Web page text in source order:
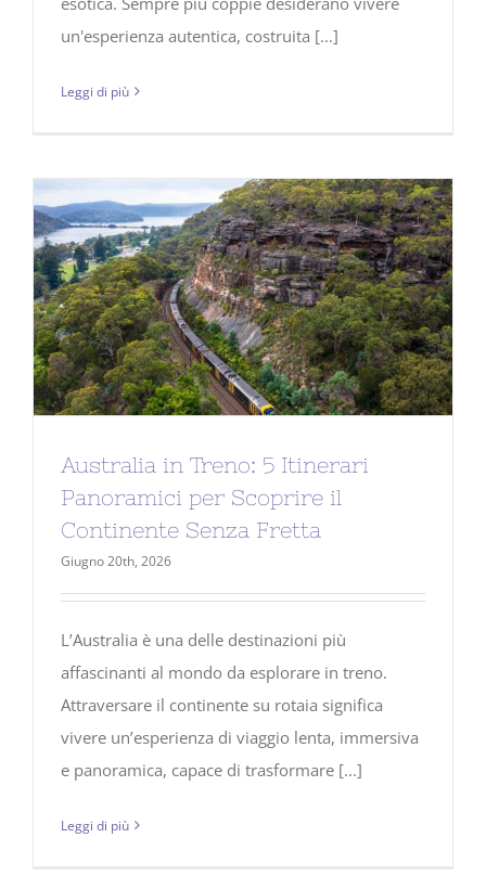
un'esperienza autentica, costruita [...]
Leggi di più
Australia in Treno: 5 Itinerari
Panoramici per Scoprire il
Continente Senza Fretta
Giugno 20th, 2026
L’Australia è una delle destinazioni più
affascinanti al mondo da esplorare in treno.
Attraversare il continente su rotaia significa
vivere un’esperienza di viaggio lenta, immersiva
e panoramica, capace di trasformare [...]
Leggi di più